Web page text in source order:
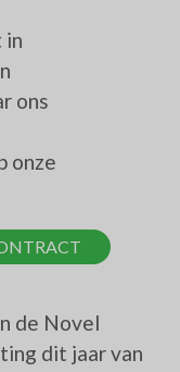
in
ons
onze
de Novel
dit jaar van